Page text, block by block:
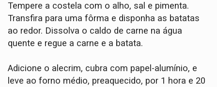
Tempere a costela com o alho, sal e pimenta.
Transfira para uma fôrma e disponha as batatas
ao redor. Dissolva o caldo de carne na água
quente e regue a carne e a batata.
Adicione o alecrim, cubra com papel-alumínio, e
leve ao forno médio, preaquecido, por 1 hora e 20